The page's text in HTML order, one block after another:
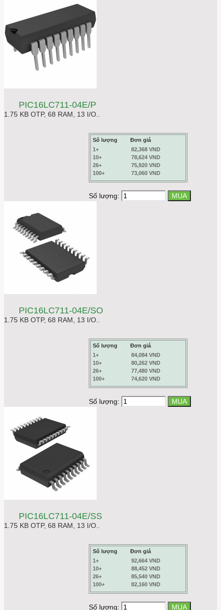
PIC16LC711-04E/P
1.75 KB OTP, 68 RAM, 13 I/O..
Số lượng
Đơn giá
1+
82,368 VND
10+
78,624 VND
26+
75,920 VND
100+
73,060 VND
Số lượng:
PIC16LC711-04E/SO
1.75 KB OTP, 68 RAM, 13 I/O..
Số lượng
Đơn giá
1+
84,084 VND
10+
80,262 VND
26+
77,480 VND
100+
74,620 VND
Số lượng:
PIC16LC711-04E/SS
1.75 KB OTP, 68 RAM, 13 I/O..
Số lượng
Đơn giá
1+
92,664 VND
10+
88,452 VND
26+
85,540 VND
100+
82,160 VND
Số lượng: